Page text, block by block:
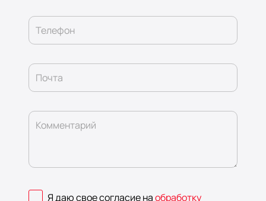
Телефон
Почта
Комментарий
Я даю свое согласие наобработку